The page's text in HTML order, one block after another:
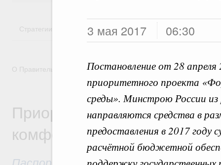
3 мая 2017 06:30
Постановление от 28
приоритетного проекта
среды». Минстрою России из
направляются средства в
предоставления в 2017 году
расчётной бюджетной
Стратегии Государственные программы
О Правительстве Координационные и совещательные
Приоритетный проект
комфортной городской